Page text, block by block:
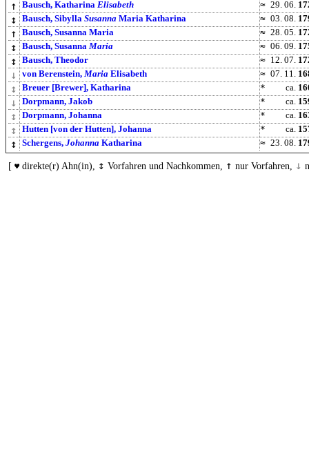
↑ Bausch, KatharinaElisabeth ≈ 29. 06.
↕ Bausch, SibyllaSusanna Maria Katharina ≈ 03. 08.
↑ Bausch, Susanna Maria ≈ 28. 05.
↕ Bausch, SusannaMaria ≈ 06. 09.
↕ Bausch, Theodor ≈ 12. 07.
↓ von Berenstein,Maria Elisabeth ≈ 07. 11.
↕ Breuer [Brewer], Katharina * ca.
↓ Dorpmann, Jakob * ca.
↕ Dorpmann, Johanna * ca.
↕ Hutten [von der Hutten], Johanna * ca.
↕ Schergens,Johanna Katharina ≈ 23. 08.
[ ♥ direkte(r) Ahn(in), ↕ Vorfahren und Nachkommen, ↑ nur Vorfahren, ↓